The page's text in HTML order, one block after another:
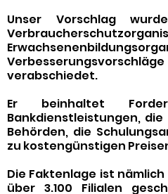
Unser Vorschlag
verabschiedet.
Er beinhaltet
Bankdienstleistungen,
Behörden, die
zu kostengünstigen
Die Faktenlage ist nämlich
über 3.100 Filialen